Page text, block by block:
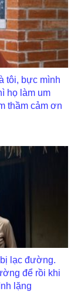
tôi, bực mình
họ làm um
thầm cảm ơn
lạc đường.
để rồi khi
lặng